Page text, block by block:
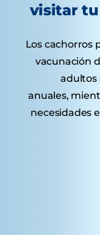
visitar
Los cachorros
vacunación
adultos
anuales,
necesidades